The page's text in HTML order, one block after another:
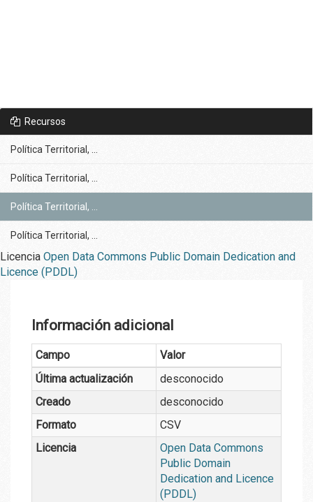
Recursos
Política Territorial, ...
Política Territorial, ...
Política Territorial, ...
Política Territorial, ...
Licencia Open Data Commons Public Domain Dedication and
Licence (PDDL)
Información adicional
Campo
Valor
Última actualización
desconocido
Creado
desconocido
Formato
CSV
Licencia
Open Data Commons
Public Domain
Dedication and Licence
(PDDL)